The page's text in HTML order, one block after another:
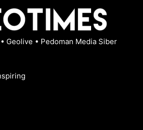
• Geolive • Pedoman Media Siber